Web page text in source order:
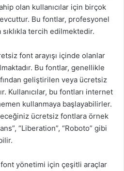
olan kullanıcılar için birçok
Bu fontlar, profesyonel
sıklıkla tercih edilmektedir.
font arayışı içinde olanlar
Bu fontlar, genellikle
geliştirilen veya ücretsiz
Kullanıcılar, bu fontları internet
kullanmaya başlayabilirler.
ücretsiz fontlara örnek
“Liberation”, “Roboto” gibi
font yönetimi için çeşitli araçlar